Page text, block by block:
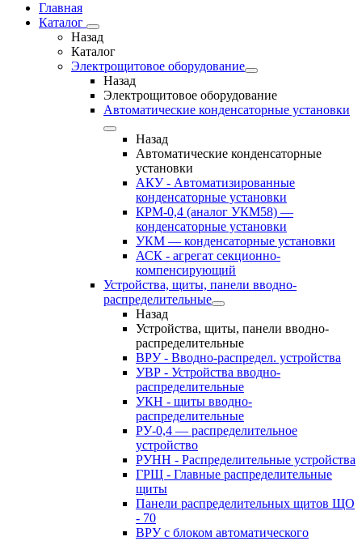
Главная
Каталог
Назад
Каталог
Электрощитовое оборудование
Назад
Электрощитовое оборудование
Автоматические конденсаторные установки
Назад
Автоматические конденсаторные
установки
АКУ - Автоматизированные
конденсаторные установки
КРМ-0,4 (аналог УКМ58) —
конденсаторные установки
УКМ — конденсаторные установки
АСК - агрегат секционно-
компенсирующий
Устройства, щиты, панели вводно-
распределительные
Назад
Устройства, щиты, панели вводно-
распределительные
ВРУ - Вводно-распредел. устройства
УВР - Устройства вводно-
распределительные
УКН - щиты вводно-
распределительные
РУ-0,4 — распределительное
устройство
РУНН - Распределительные устройства
ГРЩ - Главные распределительные
щиты
Панели распределительных щитов ЩО
- 70
ВРУ с блоком автоматического